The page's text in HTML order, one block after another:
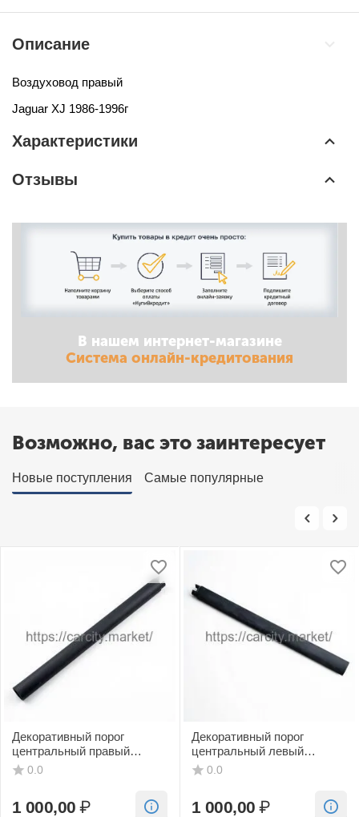
Описание
Воздуховод правый
Jaguar XJ 1986-1996г
Характеристики
Отзывы
В нашем интернет-магазине
Система онлайн-кредитования
Возможно, вас это заинтересует
Новые поступления Самые популярные
Декоративный порог
центральный правый
(черный, CV) SAAB 9-3
0.0
1 000,00 ₽
Декоративный порог
центральный левый
(черный, CV) SAAB 9-3
0.0
1 000,00 ₽